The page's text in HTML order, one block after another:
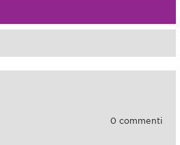
0 commenti